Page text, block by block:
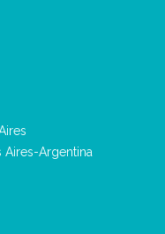
Aires-Argentina